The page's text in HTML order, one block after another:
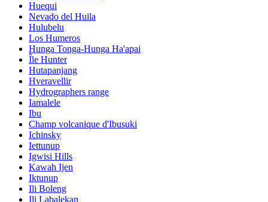
Huequi
Nevado del Huila
Hulubelu
Los Humeros
Hunga Tonga-Hunga Ha'apai
Île Hunter
Hutapanjang
Hveravellir
Hydrographers range
Iamalele
Ibu
Champ volcanique d'Ibusuki
Ichinsky
Iettunup
Igwisi Hills
Kawah Ijen
Iktunup
Ili Boleng
Ili Labalekan